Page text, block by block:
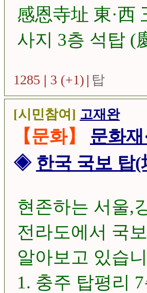
感恩寺址 東·西
사지 3층 석탑 (
層石塔), 4. 경
芬皇寺 模塼石塔
1285 | 3 (+1) | 탑
[시민참여] 고재완
【문화】
문화재
◈ 한국 국보 탑
현존하는 서울,
전라도에서 국
알아보고 있습
1. 충주 탑평리